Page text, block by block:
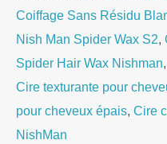
Coiffage Sans Résidu
Nish Man Spider Wax S2,
Spider Hair Wax Nishman,
Cire texturante pour
pour cheveux épais, Cire
NishMan